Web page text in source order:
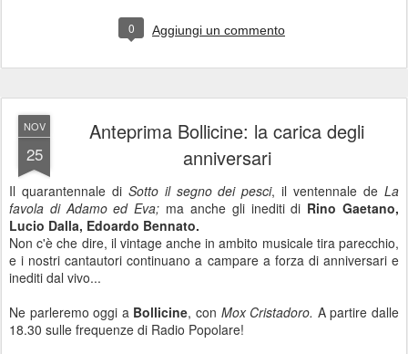
0 Aggiungi un commento
NOV
25
Anteprima Bollicine: la carica degli
anniversari
Il quarantennale di Sotto il segno dei pesci, il ventennale deLa
favola di Adamo ed Eva; ma anche gli inediti di Rino Gaetano,
Lucio Dalla, Edoardo Bennato.
Non c'è che dire, il vintage anche in ambito musicale tira parecchio,
e i nostri cantautori continuano a campare a forza di anniversari e
inediti dal vivo...
Ne parleremo oggi a Bollicine, con Mox Cristadoro. A partire dalle
18.30 sulle frequenze di Radio Popolare!